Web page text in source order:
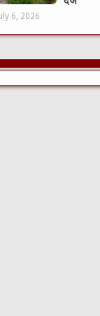
6, 2026